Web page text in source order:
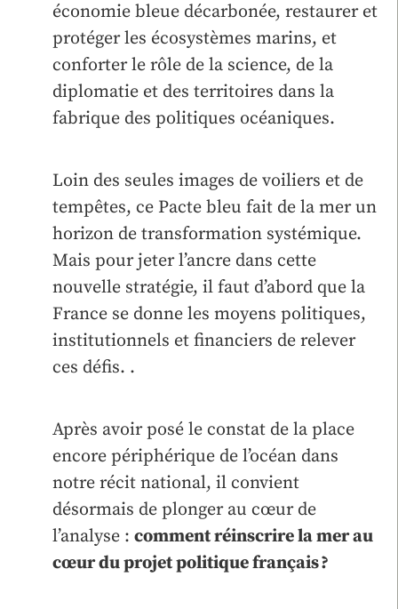
économie bleue décarbonée, restaurer et
protéger les écosystèmes marins, et
conforter le rôle de la science, de la
diplomatie et des territoires dans la
fabrique des politiques océaniques.
Loin des seules images de voiliers et de
tempêtes, ce Pacte bleu fait de la mer un
horizon de transformation systémique.
Mais pour jeter l’ancre dans cette
nouvelle stratégie, il faut d’abord que la
France se donne les moyens politiques,
institutionnels et financiers de relever
ces défis. .
Après avoir posé le constat de la place
encore périphérique de l’océan dans
notre récit national, il convient
désormais de plonger au cœur de
l’analyse : comment réinscrire la mer au
cœur du projet politique français ?